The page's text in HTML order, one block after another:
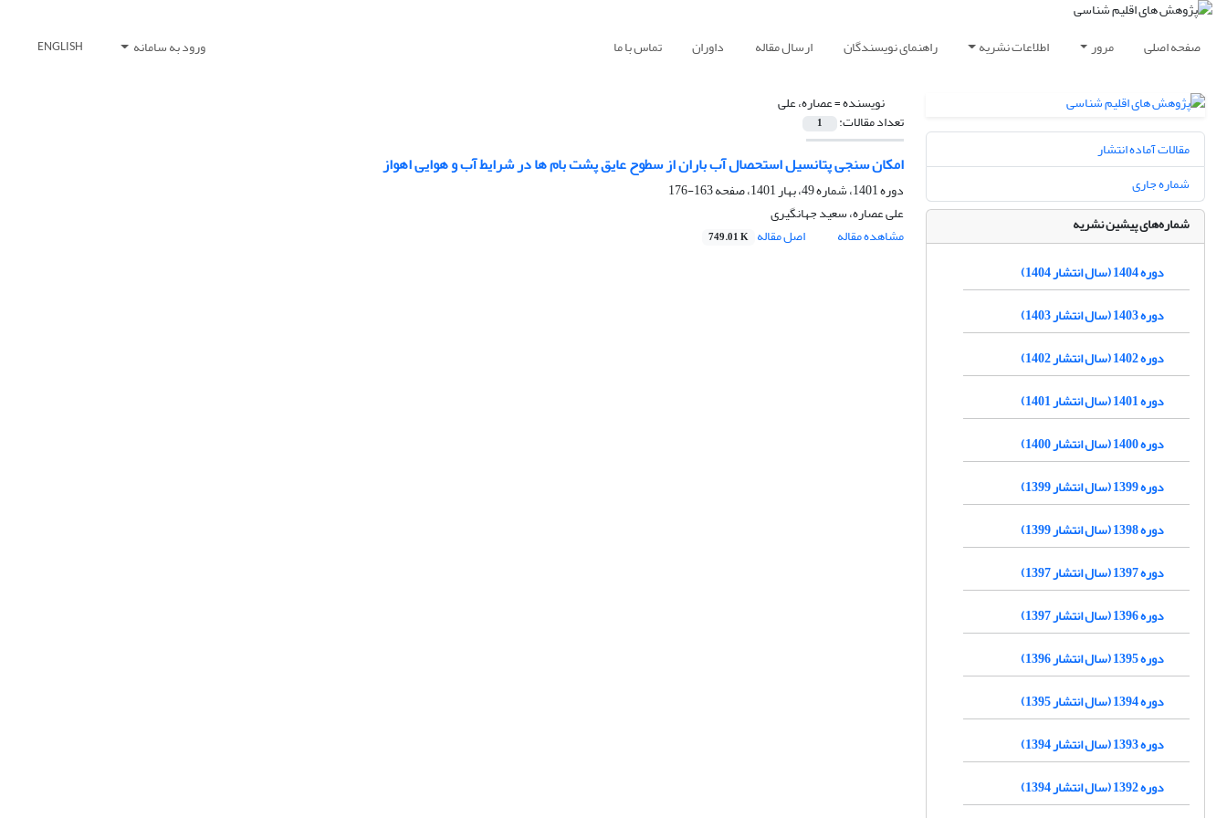
صفحه اصلی مرور اطلاعات نشریه راهنمای نویسندگان ارسال مقاله داوران تماس با ما ورود به سامانه ENGLISH
نویسنده =عصاره، علی
تعداد مقالات: 1
امکان سنجی پتانسیل استحصال آب باران از سطوح عایق پشت بام ها در شرایط آب و هوایی اهواز
دوره 1401، شماره 49، بهار 1401، صفحه
163-176
علی عصاره، سعید جهانگیری
مشاهده مقاله
اصل مقاله 749.01 K
مقالات آماده انتشار
شماره جاری
شماره‌های پیشین نشریه
دوره 1404 (سال انتشار 1404)
دوره 1403 (سال انتشار 1403)
دوره 1402 (سال انتشار 1402)
دوره 1401 (سال انتشار 1401)
دوره 1400 (سال انتشار 1400)
دوره 1399 (سال انتشار 1399)
دوره 1398 (سال انتشار 1399)
دوره 1397 (سال انتشار 1397)
دوره 1396 (سال انتشار 1397)
دوره 1395 (سال انتشار 1396)
دوره 1394 (سال انتشار 1395)
دوره 1393 (سال انتشار 1394)
دوره 1392 (سال انتشار 1394)